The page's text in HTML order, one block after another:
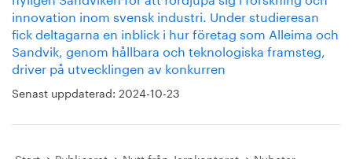
innovation inom svensk industri. Under studieresan
fick deltagarna en inblick i hur företag som Alleima och
Sandvik, genom hållbara och teknologiska framsteg,
driver på utvecklingen av konkurren
Senast uppdaterad: 2024-10-23